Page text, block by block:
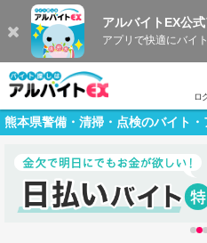
アルバイトEX公式
アプリで快適にバイ
ロ
熊本県警備・清掃・点検のバイト